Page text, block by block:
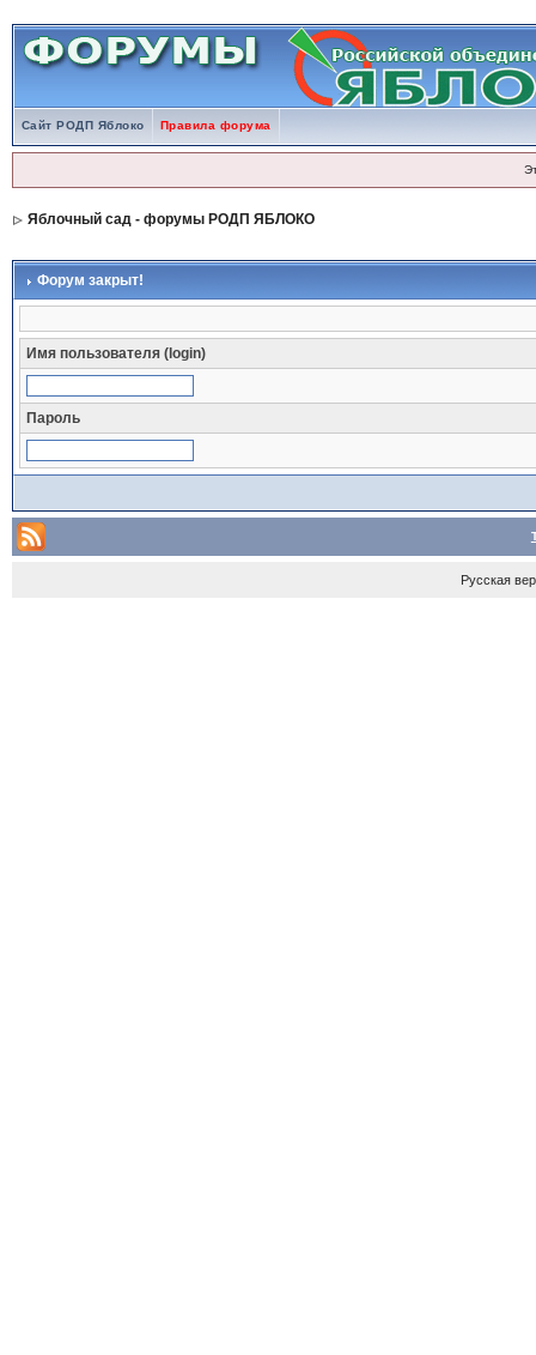
Сайт РОДП Яблоко Правила форума
Яблочный сад - форумы РОДП ЯБЛОКО
Форум закрыт!
Имя пользователя (login)
Пароль
Русская